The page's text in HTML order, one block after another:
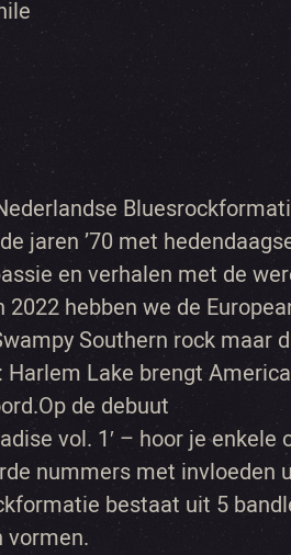
jaren ’70 met
en verhalen met de
hebben we de
Southern rock maar
Lake brengt
de debuut
vol. 1′ – hoor je enkele
nummers met invloeden
bestaat uit 5
vormen.